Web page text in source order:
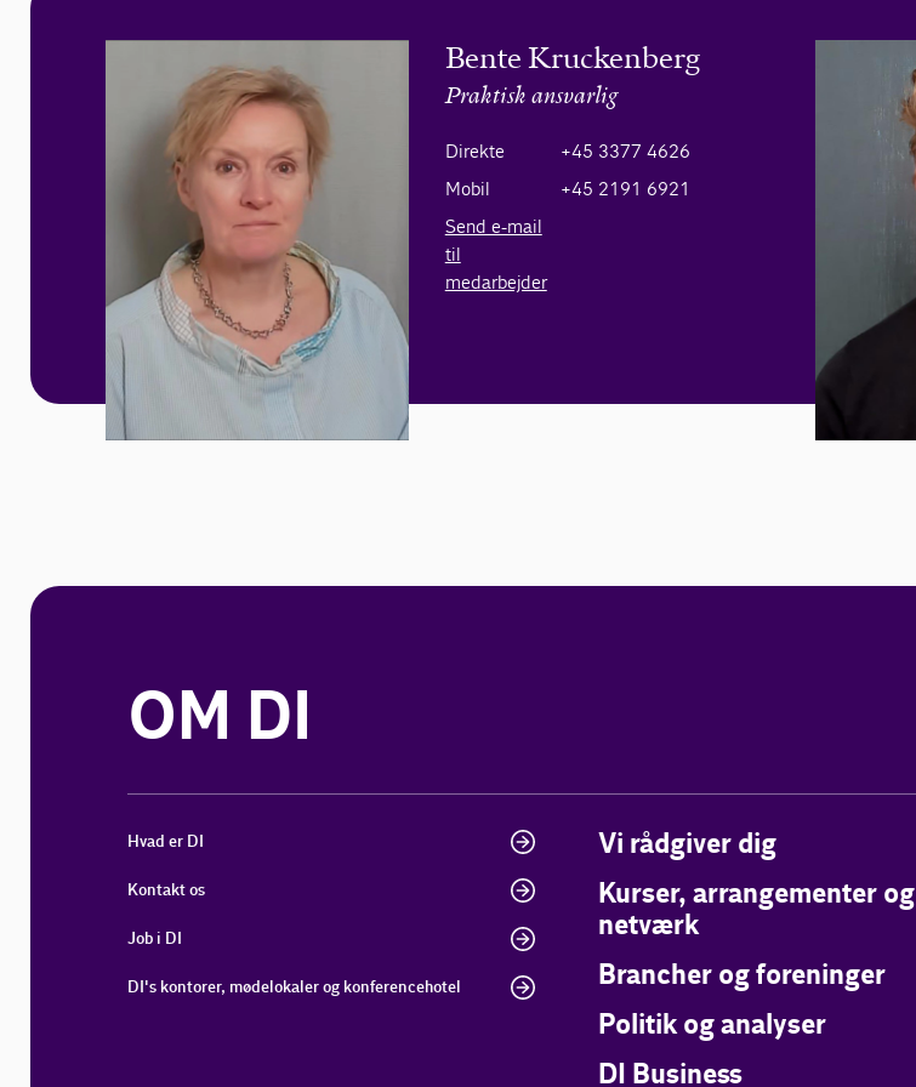
Bente Kruckenberg
Praktisk ansvarlig
Direkte
+45 3377 4626
Mobil
+45 2191 6921
Send e-mail
til
medarbejder
OM DI
Hvad er DI
Kontakt os
Job i DI
DI's kontorer, mødelokaler og konferencehotel
Vi rådgiver dig
Kurser, arrangementer og
netværk
Brancher og foreninger
Politik og analyser
DI Business